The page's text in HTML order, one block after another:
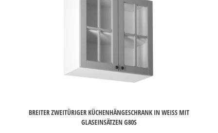
BREITER ZWEITÜRIGER KÜCHENHÄNGESCHRANK IN WEISS MIT
GLASEINSÄTZEN G80S